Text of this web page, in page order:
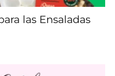
las Ensaladas